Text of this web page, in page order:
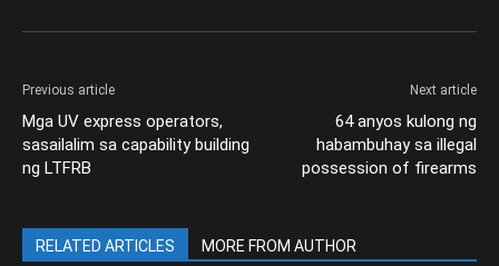
Previous article
Mga UV express operators,
sasailalim sa capability building
ng LTFRB
Next article
64 anyos kulong ng
habambuhay sa illegal
possession of firearms
RELATED ARTICLES MORE FROM AUTHOR